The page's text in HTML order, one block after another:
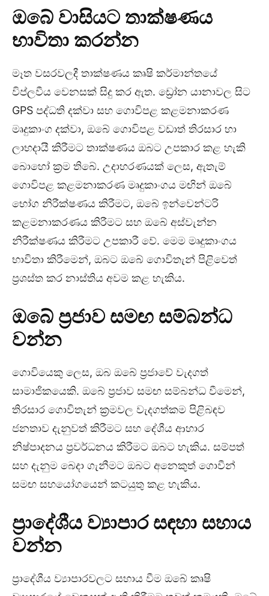
ඔබේ වාසියට තාක්ෂණය
භාවිතා කරන්න
මෑත වසරවලදී තාක්ෂණය කෘෂි කර්මාන්තයේ
විප්ලවීය වෙනසක් සිදු කර ඇත. ඩ්‍රෝන යානාවල සිට
GPS පද්ධති දක්වා සහ ගොවිපළ කළමනාකරණ
මෘදුකාංග දක්වා, ඔබේ ගොවිපළ වඩාත් තිරසාර හා
ලාභදායී කිරීමට තාක්ෂණය ඔබට උපකාර කළ හැකි
බොහෝ ක්‍රම තිබේ. උදාහරණයක් ලෙස, ඇතැම්
ගොවිපළ කළමනාකරණ මෘදුකාංගය මඟින් ඔබේ
භෝග නිරීක්ෂණය කිරීමට, ඔබේ ඉන්වෙන්ටරි
කළමනාකරණය කිරීමට සහ ඔබේ අස්වැන්න
නිරීක්ෂණය කිරීමට උපකාරී වේ. මෙම මෘදුකාංගය
භාවිතා කිරීමෙන්, ඔබට ඔබේ ගොවිතැන් පිළිවෙත්
ප්‍රශස්ත කර නාස්තිය අවම කළ හැකිය.
ඔබේ ප්‍රජාව සමඟ සම්බන්ධ
වන්න
ගොවියෙකු ලෙස, ඔබ ඔබේ ප්‍රජාවේ වැදගත්
සාමාජිකයෙකි. ඔබේ ප්‍රජාව සමඟ සම්බන්ධ වීමෙන්,
තිරසාර ගොවිතැන් ක්‍රමවල වැදගත්කම පිළිබඳව
ජනතාව දැනුවත් කිරීමට සහ දේශීය ආහාර
නිෂ්පාදනය ප්‍රවර්ධනය කිරීමට ඔබට හැකිය. සම්පත්
සහ දැනුම බෙදා ගැනීමට ඔබට අනෙකුත් ගොවීන්
සමඟ සහයෝගයෙන් කටයුතු කළ හැකිය.
ප්‍රාදේශීය ව්‍යාපාර සඳහා සහාය
වන්න
ප්‍රාදේශීය ව්‍යාපාරවලට සහාය වීම ඔබේ කෘෂි